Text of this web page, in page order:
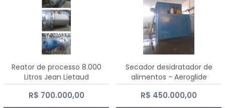
Reator de processo 8.000
Litros Jean Lietaud
R$ 700.000,00
Secador desidratador de
alimentos - Aeroglide
R$ 450.000,00